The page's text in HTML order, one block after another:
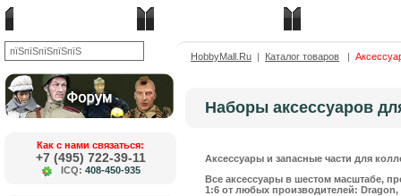
Как с нами связаться:
+7 (495) 722-39-11
ICQ: 408-450-935
HobbyMall.Ru | Каталог товаров |
Наборы аксессуаров
Аксессуары и запасные части для
Все аксессуары в шестом масштабе,
1:6 от любых производителей: Dragon,